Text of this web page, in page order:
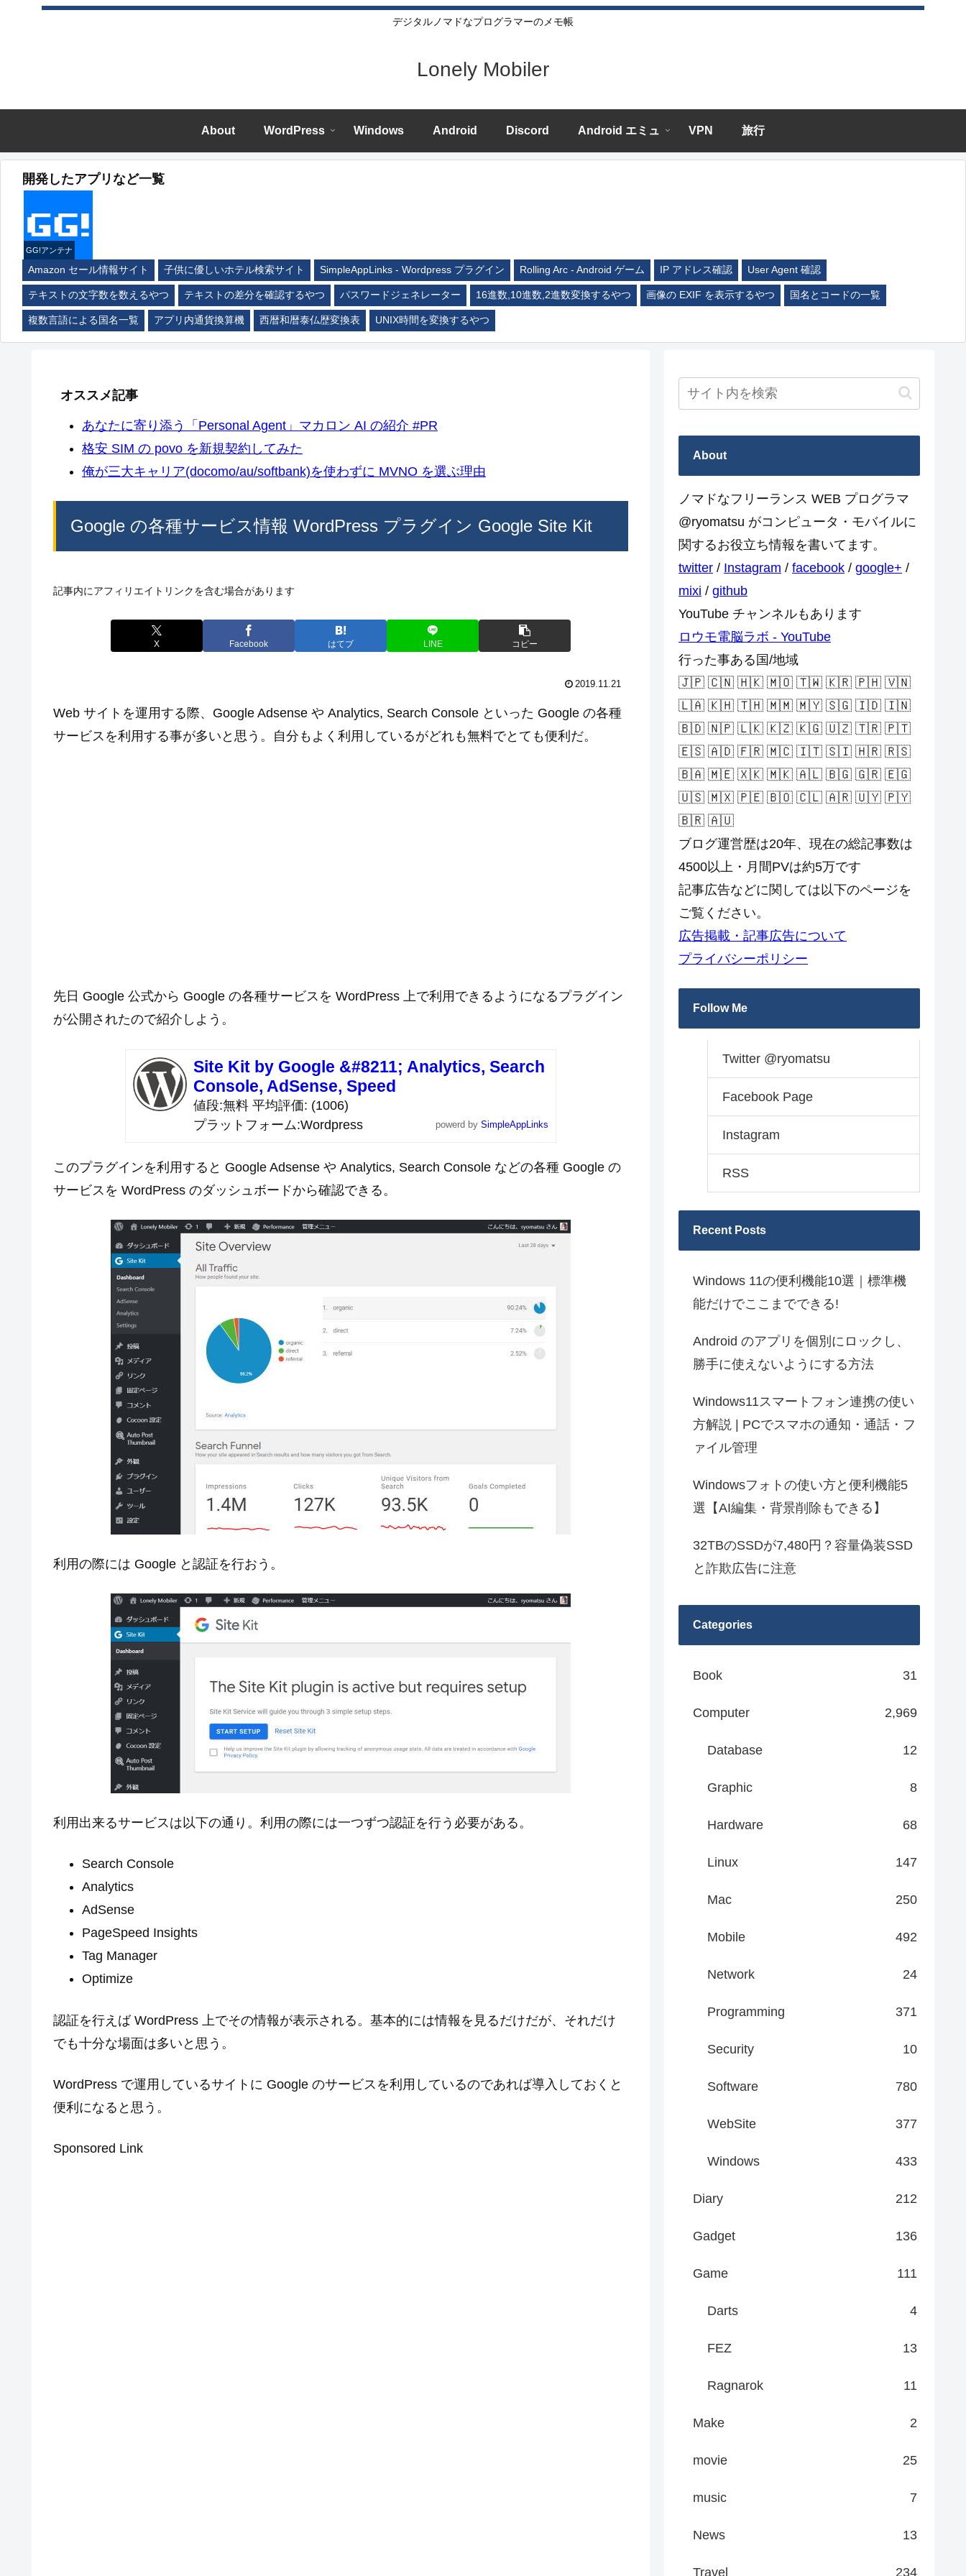
デジタルノマドなプログラマーのメモ帳
Lonely Mobiler
About WordPress Windows Android Discord Android エミュ VPN 旅行
開発したアプリなど一覧
GG!アンテナ
Amazon セール情報サイト 子供に優しいホテル検索サイト SimpleAppLinks - Wordpress プラグイン Rolling Arc - Android ゲーム IP アドレス確認 User Agent 確認
テキストの文字数を数えるやつ テキストの差分を確認するやつ パスワードジェネレーター 16進数,10進数,2進数変換するやつ 画像の EXIF を表示するやつ 国名とコードの一覧
複数言語による国名一覧 アプリ内通貨換算機 西暦和暦泰仏歴変換表 UNIX時間を変換するやつ
オススメ記事
あなたに寄り添う「Personal Agent」マカロン AI の紹介 #PR
格安 SIM の povo を新規契約してみた
俺が三大キャリア(docomo/au/softbank)を使わずに MVNO を選ぶ理由
Google の各種サービス情報 WordPress プラグイン Google Site Kit
記事内にアフィリエイトリンクを含む場合があります
X Facebook はてブ LINE コピー
2019.11.21
Web サイトを運用する際、Google Adsense や Analytics, Search Console といった Google の各種
サービスを利用する事が多いと思う。自分もよく利用しているがどれも無料でとても便利だ。
先日 Google 公式から Google の各種サービスを WordPress 上で利用できるようになるプラグイン
が公開されたので紹介しよう。
Site Kit by Google &#8211; Analytics, Search
Console, AdSense, Speed
値段 無料 平均評価 (1006)
プラットフォーム Wordpress powerd by SimpleAppLinks
このプラグインを利用すると Google Adsense や Analytics, Search Console などの各種 Google の
サービスを WordPress のダッシュボードから確認できる。
利用の際には Google と認証を行おう。
利用出来るサービスは以下の通り。利用の際には一つずつ認証を行う必要がある。
Search Console
Analytics
AdSense
PageSpeed Insights
Tag Manager
Optimize
認証を行えば WordPress 上でその情報が表示される。基本的には情報を見るだけだが、それだけ
でも十分な場面は多いと思う。
WordPress で運用しているサイトに Google のサービスを利用しているのであれば導入しておくと
便利になると思う。
Sponsored Link
About
ノマドなフリーランス WEB プログラマ
@ryomatsu がコンピュータ・モバイルに
関するお役立ち情報を書いてます。
twitter / Instagram / facebook / google+ /
mixi / github
YouTube チャンネルもあります
ロウモ電脳ラボ - YouTube
行った事ある国/地域
🇯🇵 🇨🇳 🇭🇰 🇲🇴 🇹🇼 🇰🇷 🇵🇭 🇻🇳
🇱🇦 🇰🇭 🇹🇭 🇲🇲 🇲🇾 🇸🇬 🇮🇩 🇮🇳
🇧🇩 🇳🇵 🇱🇰 🇰🇿 🇰🇬 🇺🇿 🇹🇷 🇵🇹
🇪🇸 🇦🇩 🇫🇷 🇲🇨 🇮🇹 🇸🇮 🇭🇷 🇷🇸
🇧🇦 🇲🇪 🇽🇰 🇲🇰 🇦🇱 🇧🇬 🇬🇷 🇪🇬
🇺🇸 🇲🇽 🇵🇪 🇧🇴 🇨🇱 🇦🇷 🇺🇾 🇵🇾
🇧🇷 🇦🇺
ブログ運営歴は20年、現在の総記事数は
4500以上・月間PVは約5万です
記事広告などに関しては以下のページを
ご覧ください。
広告掲載・記事広告について
プライバシーポリシー
Follow Me
Twitter @ryomatsu
Facebook Page
Instagram
RSS
Recent Posts
Windows 11の便利機能10選｜標準機
能だけでここまでできる!
Android のアプリを個別にロックし、
勝手に使えないようにする方法
Windows11スマートフォン連携の使い
方解説 | PCでスマホの通知・通話・フ
ァイル管理
Windowsフォトの使い方と便利機能5
選【AI編集・背景削除もできる】
32TBのSSDが7,480円？容量偽装SSD
と詐欺広告に注意
Categories
Book 31
Computer 2,969
Database 12
Graphic 8
Hardware 68
Linux 147
Mac 250
Mobile 492
Network 24
Programming 371
Security 10
Software 780
WebSite 377
Windows 433
Diary 212
Gadget 136
Game 111
Darts 4
FEZ 13
Ragnarok 11
Make 2
movie 25
music 7
News 13
Travel 234